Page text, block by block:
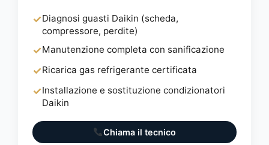
✓Diagnosi guasti Daikin (scheda,
compressore, perdite)
✓Manutenzione completa con sanificazione
✓Ricarica gas refrigerante certificata
✓Installazione e sostituzione condizionatori
Daikin
Chiama il tecnico